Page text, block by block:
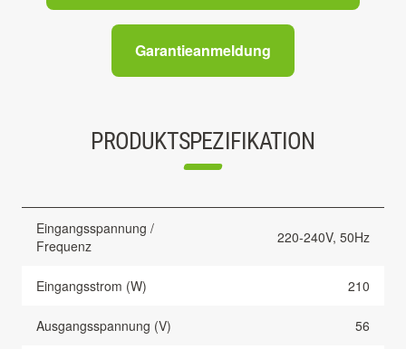
Garantieanmeldung
PRODUKTSPEZIFIKATION
Eingangsspannung /
Frequenz
220-240V, 50Hz
Eingangsstrom (W) 210
Ausgangsspannung (V) 56